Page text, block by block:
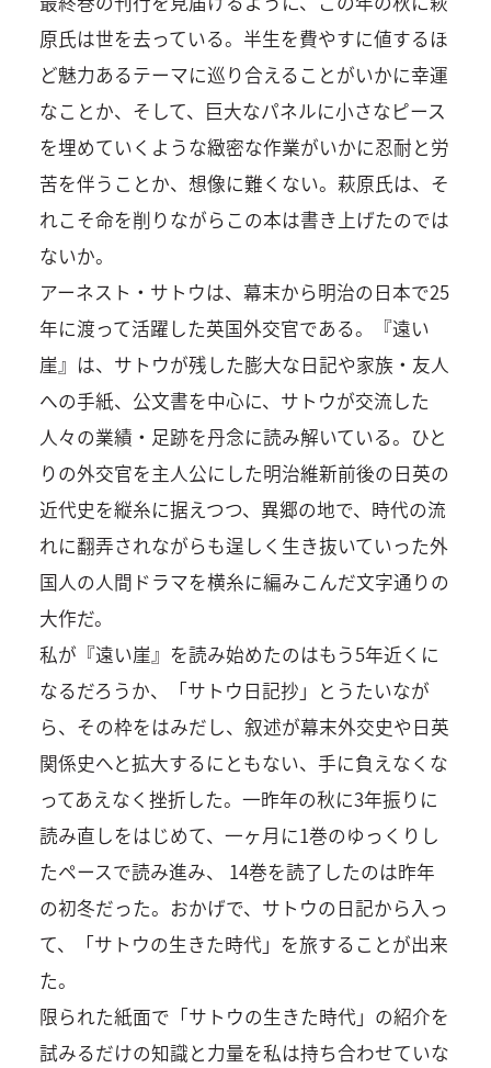
原氏は世を去っている。半生を費やすに値するほ
ど魅力あるテーマに巡り合えることがいかに幸運
なことか、そして、巨大なパネルに小さなピース
を埋めていくような緻密な作業がいかに忍耐と労
苦を伴うことか、想像に難くない。萩原氏は、そ
れこそ命を削りながらこの本は書き上げたのでは
ないか。
アーネスト・サトウは、幕末から明治の日本で25
年に渡って活躍した英国外交官である。『遠い
崖』は、サトウが残した膨大な日記や家族・友人
への手紙、公文書を中心に、サトウが交流した
人々の業績・足跡を丹念に読み解いている。ひと
りの外交官を主人公にした明治維新前後の日英の
近代史を縦糸に据えつつ、異郷の地で、時代の流
れに翻弄されながらも逞しく生き抜いていった外
国人の人間ドラマを横糸に編みこんだ文字通りの
大作だ。
私が『遠い崖』を読み始めたのはもう5年近くに
なるだろうか、「サトウ日記抄」とうたいなが
ら、その枠をはみだし、叙述が幕末外交史や日英
関係史へと拡大するにともない、手に負えなくな
ってあえなく挫折した。一昨年の秋に3年振りに
読み直しをはじめて、一ヶ月に1巻のゆっくりし
たペースで読み進み、 14巻を読了したのは昨年
の初冬だった。おかげで、サトウの日記から入っ
て、「サトウの生きた時代」を旅することが出来
た。
限られた紙面で「サトウの生きた時代」の紹介を
試みるだけの知識と力量を私は持ち合わせていな